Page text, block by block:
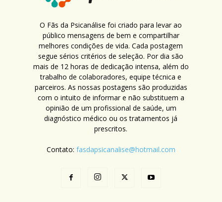
O Fãs da Psicanálise foi criado para levar ao
público mensagens de bem e compartilhar
melhores condições de vida. Cada postagem
segue sérios critérios de seleção. Por dia são
mais de 12 horas de dedicação intensa, além do
trabalho de colaboradores, equipe técnica e
parceiros. As nossas postagens são produzidas
com o intuito de informar e não substituem a
opinião de um profissional de saúde, um
diagnóstico médico ou os tratamentos já
prescritos.
Contato: fasdapsicanalise@hotmail.com